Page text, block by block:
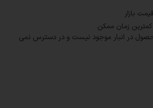
بازار
زمان ممکن
در انبار موجود نیست و در دسترس نمی